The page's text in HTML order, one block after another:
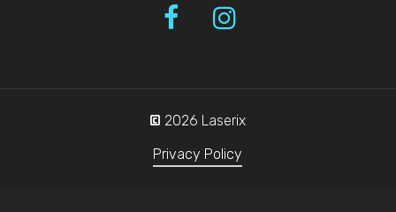
© 2026 Laserix
Privacy Policy